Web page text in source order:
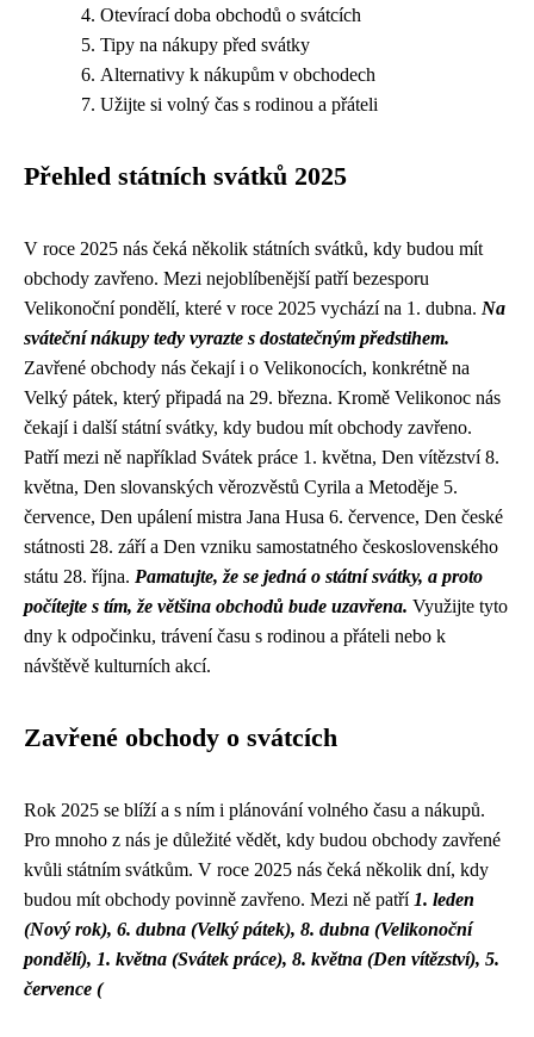
Otevírací doba obchodů o svátcích
Tipy na nákupy před svátky
Alternativy k nákupům v obchodech
Užijte si volný čas s rodinou a přáteli
Přehled státních svátků 2025
V roce 2025 nás čeká několik státních svátků, kdy budou mít
obchody zavřeno. Mezi nejoblíbenější patří bezesporu
Velikonoční pondělí, které v roce 2025 vychází na 1. dubna. Na
sváteční nákupy tedy vyrazte s dostatečným předstihem.
Zavřené obchody nás čekají i o Velikonocích, konkrétně na
Velký pátek, který připadá na 29. března. Kromě Velikonoc nás
čekají i další státní svátky, kdy budou mít obchody zavřeno.
Patří mezi ně například Svátek práce 1. května, Den vítězství 8.
května, Den slovanských věrozvěstů Cyrila a Metoděje 5.
července, Den upálení mistra Jana Husa 6. července, Den české
státnosti 28. září a Den vzniku samostatného československého
státu 28. října. Pamatujte, že se jedná o státní svátky, a proto
počítejte s tím, že většina obchodů bude uzavřena. Využijte tyto
dny k odpočinku, trávení času s rodinou a přáteli nebo k
návštěvě kulturních akcí.
Zavřené obchody o svátcích
Rok 2025 se blíží a s ním i plánování volného času a nákupů.
Pro mnoho z nás je důležité vědět, kdy budou obchody zavřené
kvůli státním svátkům. V roce 2025 nás čeká několik dní, kdy
budou mít obchody povinně zavřeno. Mezi ně patří 1. leden
(Nový rok), 6. dubna (Velký pátek), 8. dubna (Velikonoční
pondělí), 1. května (Svátek práce), 8. května (Den vítězství), 5.
července (